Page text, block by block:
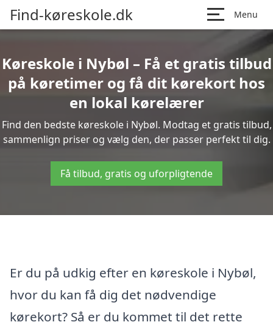
Find-køreskole.dk Menu
Køreskole i Nybøl – Få et gratis tilbud
på køretimer og få dit kørekort hos
en lokal kørelærer
Find den bedste køreskole i Nybøl. Modtag et gratis tilbud,
sammenlign priser og vælg den, der passer perfekt til dig.
Få tilbud, gratis og uforpligtende
Er du på udkig efter en køreskole i Nybøl,
hvor du kan få dig det nødvendige
kørekort? Så er du kommet til det rette